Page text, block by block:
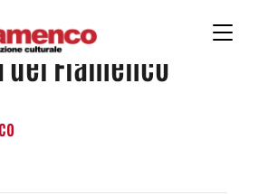
del Flamenco